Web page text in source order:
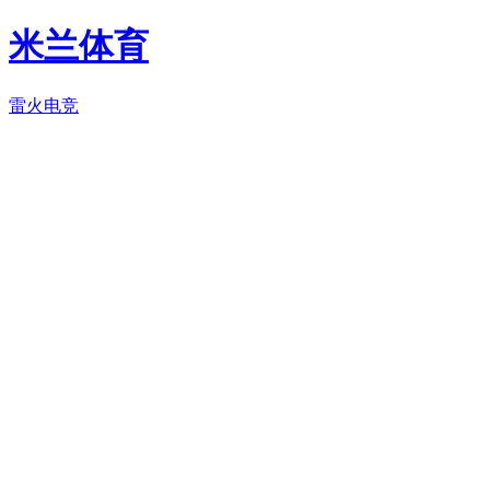
米兰体育
雷火电竞